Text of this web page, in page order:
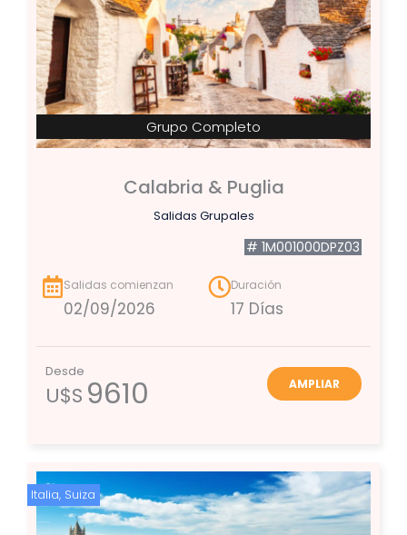
Grupo Completo
Calabria & Puglia
Salidas Grupales
# 1M001000DPZ03
Salidas comienzan
02/09/2026
Duración
17 Días
Desde
U$S 9610 AMPLIAR
Italia, Suiza